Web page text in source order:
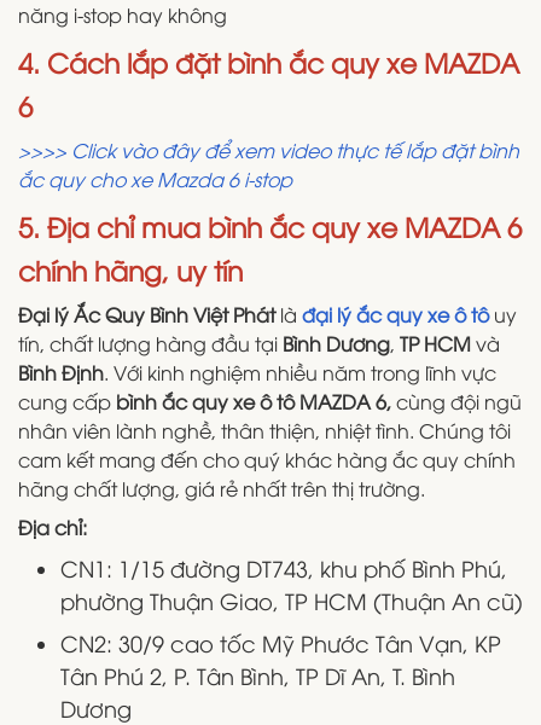
năng i-stop hay không
4. Cách lắp đặt bình ắc quy xe MAZDA
6
>>>> Click vào đây để xem video thực tế lắp đặt bình
ắc quy cho xe Mazda 6 i-stop
5. Địa chỉ mua bình ắc quy xe MAZDA 6
chính hãng, uy tín
Đại lý Ắc Quy Bình Việt Phátlà đại lý ắc quy xe ô tôuy
tín, chất lượng hàng đầu tại Bình Dương, TP HCMvà
Bình Định. Với kinh nghiệm nhiều năm trong lĩnh vực
cung cấp bình ắc quy xe ô tô MAZDA 6,cùng đội ngũ
nhân viên lành nghề, thân thiện, nhiệt tình. Chúng tôi
cam kết mang đến cho quý khác hàng ắc quy chính
hãng chất lượng, giá rẻ nhất trên thị trường.
Địa chỉ:
CN1: 1/15 đường DT743, khu phố Bình Phú,
phường Thuận Giao, TP HCM (Thuận An cũ)
CN2: 30/9 cao tốc Mỹ Phước Tân Vạn, KP
Tân Phú 2, P. Tân Bình, TP Dĩ An, T. Bình
Dương